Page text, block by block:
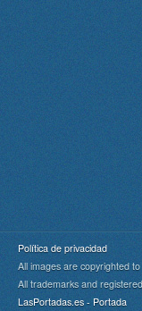
Política de privacidad
All images are copyrighted
All trademarks and
LasPortadas.es - Portada